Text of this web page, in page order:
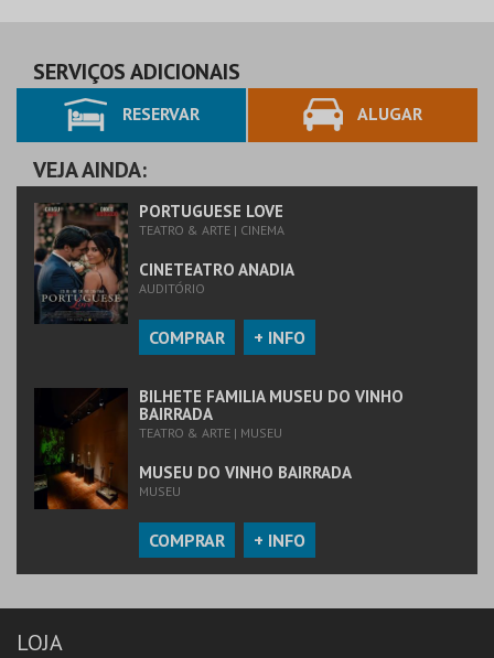
SERVIÇOS ADICIONAIS
RESERVAR ALUGAR
VEJA AINDA:
PORTUGUESE LOVE
TEATRO & ARTE | CINEMA
CINETEATRO ANADIA
AUDITÓRIO
COMPRAR + INFO
BILHETE FAMILIA MUSEU DO VINHO
BAIRRADA
TEATRO & ARTE | MUSEU
MUSEU DO VINHO BAIRRADA
MUSEU
COMPRAR + INFO
LOJA